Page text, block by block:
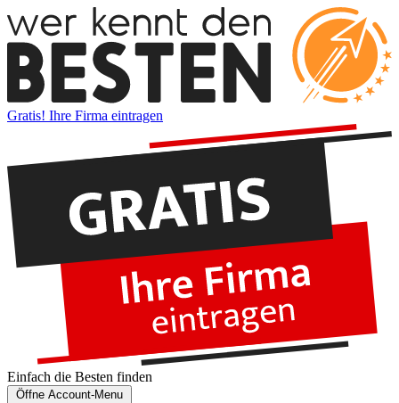
Gratis! Ihre Firma eintragen
Einfach die Besten finden
Öffne Account-Menu